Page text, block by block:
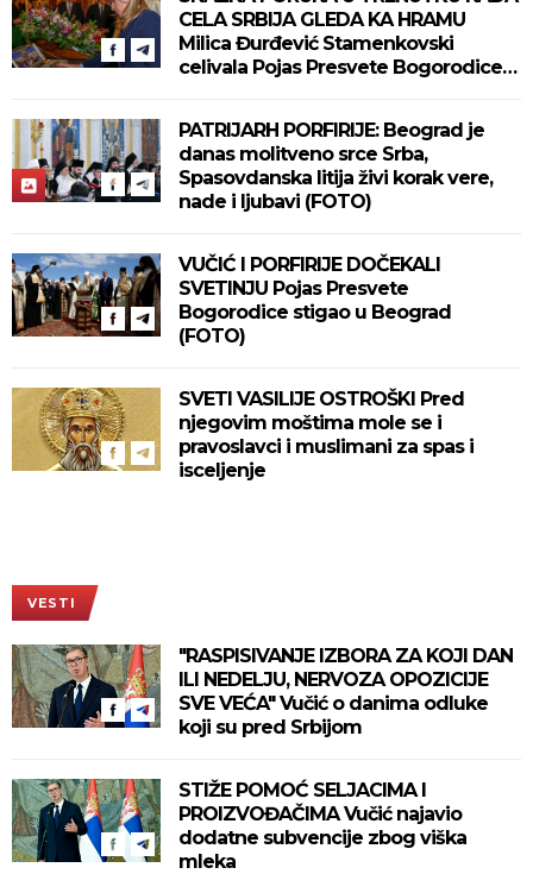
CELA SRBIJA GLEDA KA HRAMU
Milica Đurđević Stamenkovski
celivala Pojas Presvete Bogorodice
PATRIJARH PORFIRIJE: Beograd je
danas molitveno srce Srba,
Spasovdanska litija živi korak vere,
nade i ljubavi (FOTO)
VUČIĆ I PORFIRIJE DOČEKALI
SVETINJU Pojas Presvete
Bogorodice stigao u Beograd
(FOTO)
SVETI VASILIJE OSTROŠKI Pred
njegovim moštima mole se i
pravoslavci i muslimani za spas i
isceljenje
VESTI
"RASPISIVANJE IZBORA ZA KOJI DAN
ILI NEDELJU, NERVOZA OPOZICIJE
SVE VEĆA" Vučić o danima odluke
koji su pred Srbijom
STIŽE POMOĆ SELJACIMA I
PROIZVOĐAČIMA Vučić najavio
dodatne subvencije zbog viška
mleka